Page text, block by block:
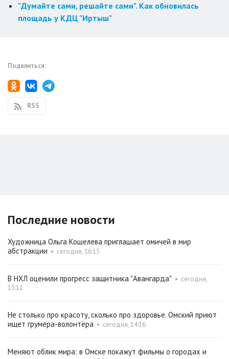
"Думайте сами, решайте сами". Как обновилась
площадь у КДЦ "Иртыш"
Поделиться:
RSS
Последние новости
Художница Ольга Кошелева приглашает омичей в мир
абстракции • сегодня, 16:15
В НХЛ оценили прогресс защитника "Авангарда" • сегодня,
15:11
Не столько про красоту, сколько про здоровье. Омский приют
ищет грумера-волонтёра • сегодня, 14:16
Меняют облик мира: в Омске покажут фильмы о городах и